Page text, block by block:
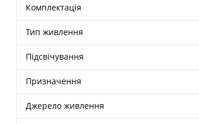
Комплектація
Тип живлення
Підсвічування
Призначення
Джерело живлення